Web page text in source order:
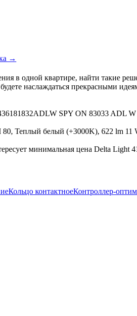
→
в одной квартире, найти такие
наслаждаться прекрасными
SPY ON 83033 ADL W
Теплый белый (+3000K), 622 lm 11
минимальная цена Delta
Кольцо контактноеКонтроллер-